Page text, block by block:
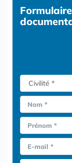
Formulaire
Nom *
Prénom *
E-mail *